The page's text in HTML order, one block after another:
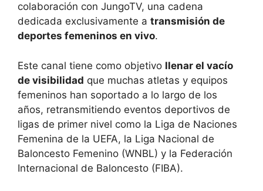
colaboración con JungoTV, una cadena
dedicada exclusivamente a transmisión de
deportes femeninos en vivo.
Este canal tiene como objetivo llenar el vacío
de visibilidad que muchas atletas y equipos
femeninos han soportado a lo largo de los
años, retransmitiendo eventos deportivos de
ligas de primer nivel como la Liga de Naciones
Femenina de la UEFA, la Liga Nacional de
Baloncesto Femenino (WNBL) y la Federación
Internacional de Baloncesto (FIBA).